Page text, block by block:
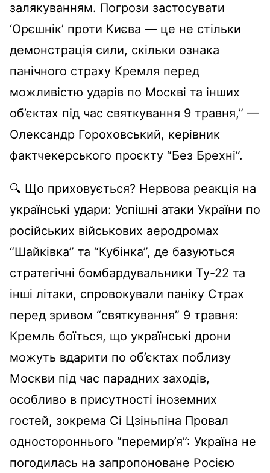
залякуванням. Погрози застосувати
‘Орєшнік’ проти Києва — це не стільки
демонстрація сили, скільки ознака
панічного страху Кремля перед
можливістю ударів по Москві та інших
об’єктах під час святкування 9 травня,” —
Олександр Гороховський, керівник
фактчекерського проєкту “Без Брехні”.
🔍 Що приховується? Нервова реакція на
українські удари: Успішні атаки України по
російських військових аеродромах
“Шайківка” та “Кубінка”, де базуються
стратегічні бомбардувальники Ту-22 та
інші літаки, спровокували паніку Страх
перед зривом “святкування” 9 травня:
Кремль боїться, що українські дрони
можуть вдарити по об’єктах поблизу
Москви під час парадних заходів,
особливо в присутності іноземних
гостей, зокрема Сі Цзіньпіна Провал
одностороннього “перемир’я”: Україна не
погодилась на запропоноване Росією